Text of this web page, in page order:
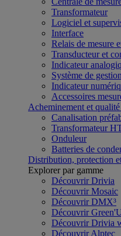
Transformateur
Logiciel et
Interface
Relais de mesure
Transducteur et
Indicateur
Système de
Indicateur
Accessoires
Acheminement et
Canalisation
Transformateur
Onduleur
Batteries de
Distribution, protection
Explorer par gamme
Découvrir Drivia
Découvrir Mosaic
Découvrir DMX³
Découvrir
Découvrir Drivia
Découvrir Alptec